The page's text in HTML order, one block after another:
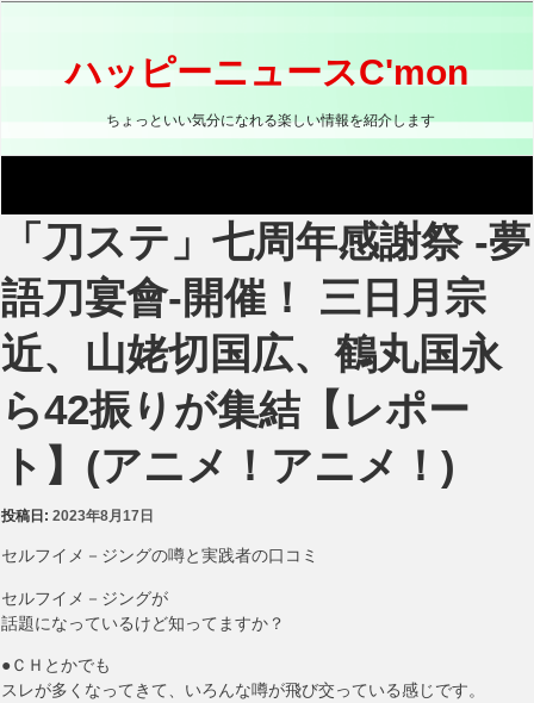
ス
ッ
ハッピーニュースC'mon
ちょっといい気分になれる楽しい情報を紹介します
「刀ステ」七周年感謝祭 -夢
語刀宴會-開催！ 三日月宗
近、山姥切国広、鶴丸国永
ら42振りが集結【レポー
ト】(アニメ！アニメ！)
投稿日: 2023年8月17日
セルフイメ－ジングの噂と実践者の口コミ
セルフイメ－ジングが
話題になっているけど知ってますか？
●ＣＨとかでも
スレが多くなってきて、いろんな噂が飛び交っている感じです。